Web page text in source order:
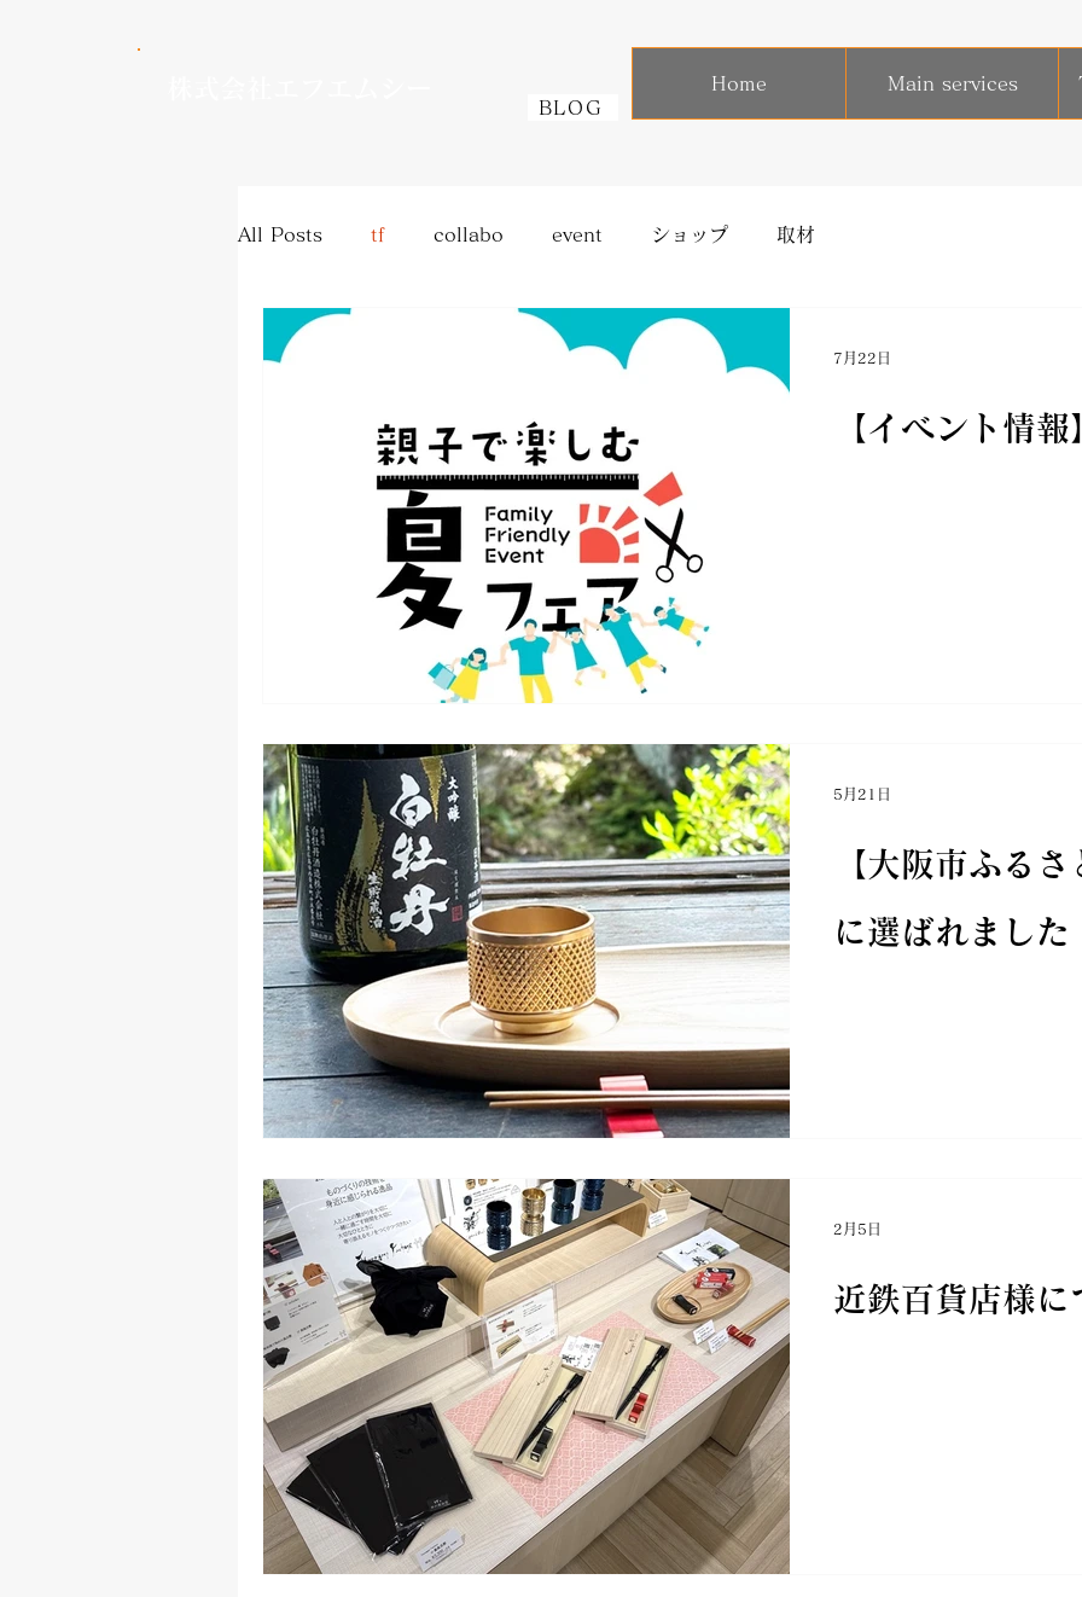
BLOG
Home Main services
All Posts tf collabo event ショップ 取材
【イベント情
7月22日
【大阪市ふる
に選ばれました
5月21日
近鉄百貨店様に
2月5日